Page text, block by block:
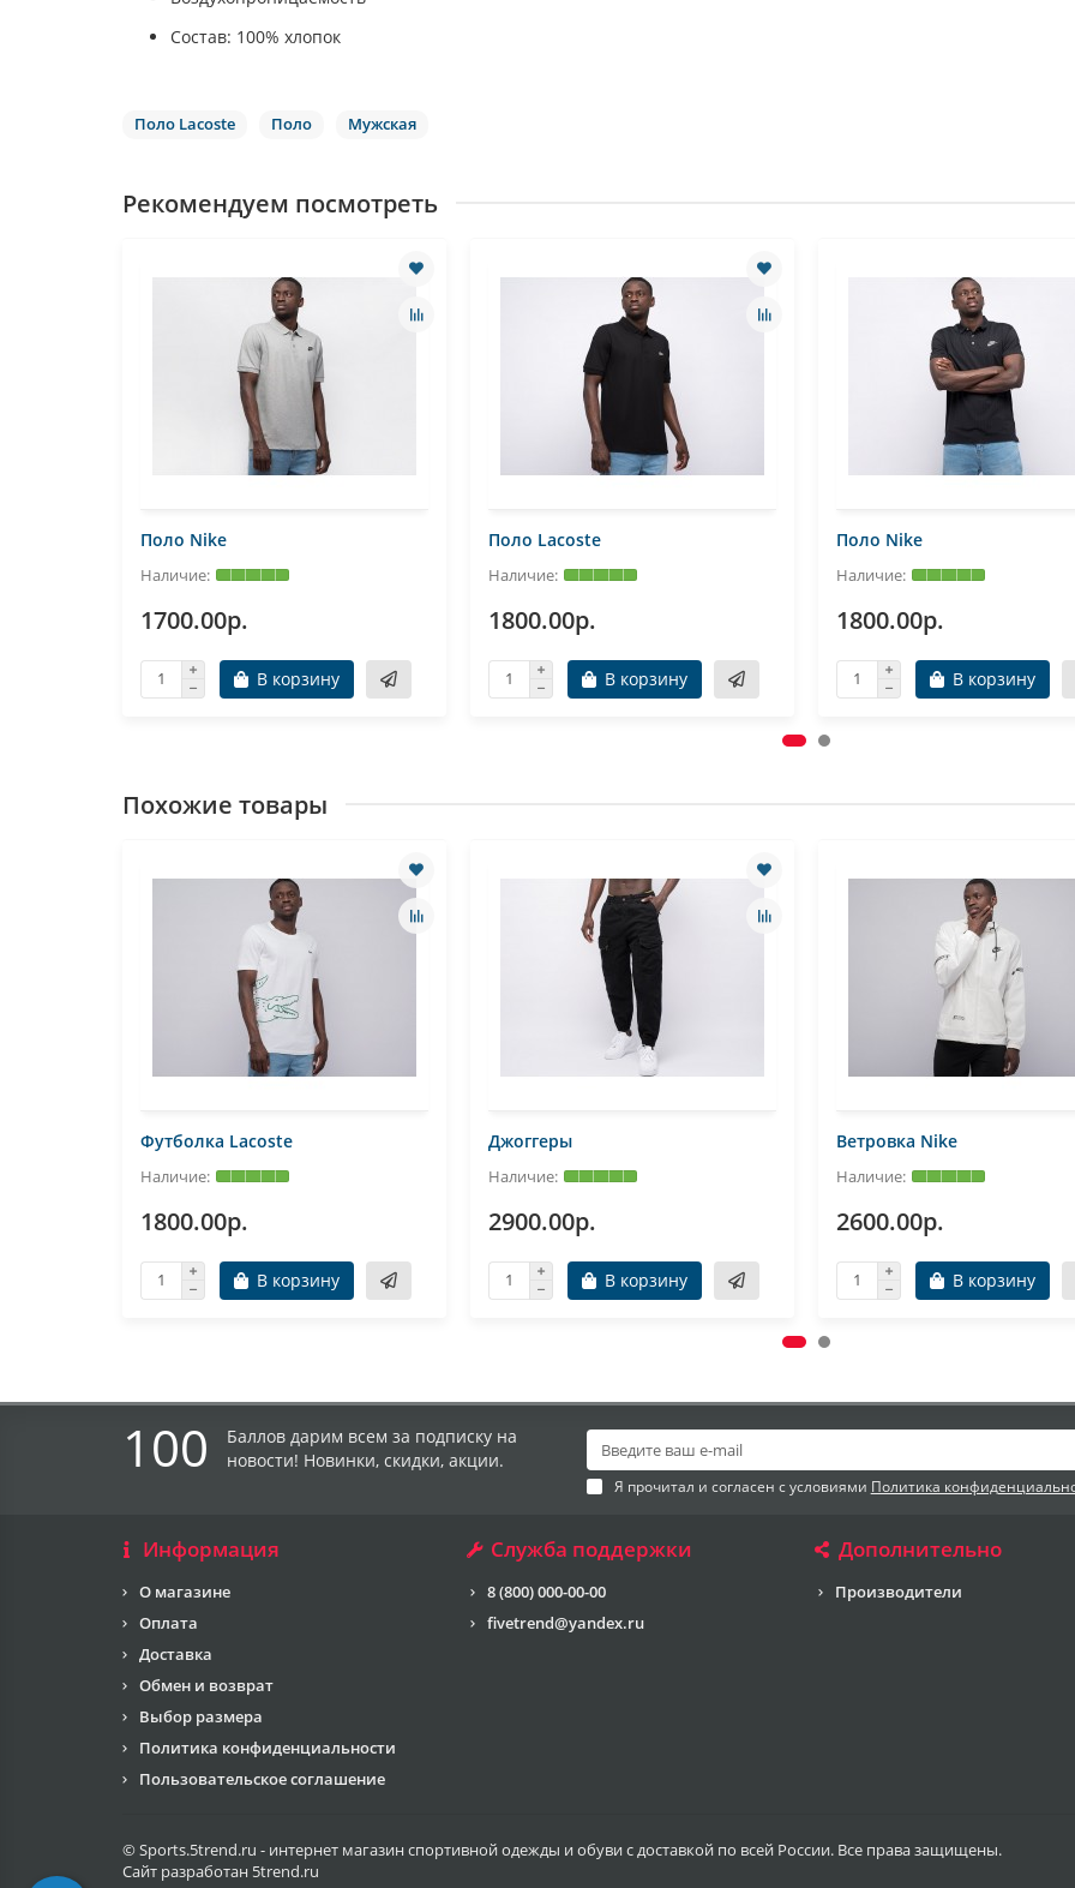
Состав: 100% хлопок
Поло Lacoste Поло Мужская
Рекомендуем посмотреть
Поло Nike
1700.00р.
В корзину
Поло Lacoste
1800.00р.
В корзину
Поло Nike
1800.00р.
В корзину
Похожие товары
Футболка Lacoste
1800.00р.
В корзину
Джоггеры
2900.00р.
В корзину
Ветровка Nike
2600.00р.
В корзину
100
Баллов дарим всем за подписку на
новости! Новинки, скидки, акции.
Я прочитал и согласен с условиями Политика
Информация
О магазине
Оплата
Доставка
Обмен и возврат
Выбор размера
Политика конфиденциальности
Пользовательское соглашение
Служба поддержки
8 (800) 000-00-00
fivetrend@yandex.ru
Дополнительно
Производители
© Sports.5trend.ru - интернет магазин спортивной одежды и обуви с доставкой по всей России. Все права защищены.
Сайт разработан 5trend.ru